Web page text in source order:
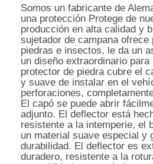
Somos un fabricante de
una protección Protege de
producción en alta calidad y
sujetador de campana
piedras e insectos, le da un
un diseño extraordinario para
protector de piedra cubre el
y suave de instalar en el
perforaciones,
El capó se puede abrir
adjunto. El deflector está
resistente a la intemperie, el
un material suave especial y
durabilidad. El deflector es
duradero, resistente a la